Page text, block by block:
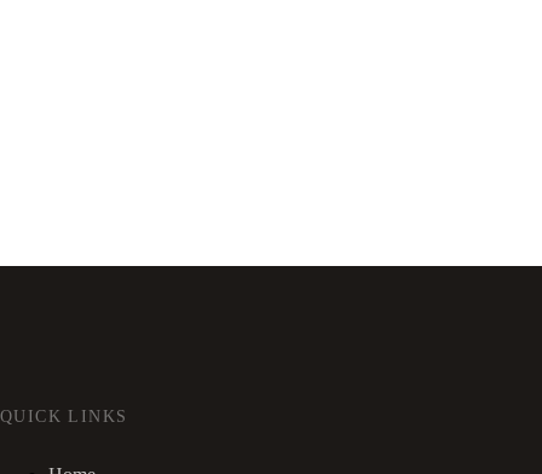
QUICK LINKS